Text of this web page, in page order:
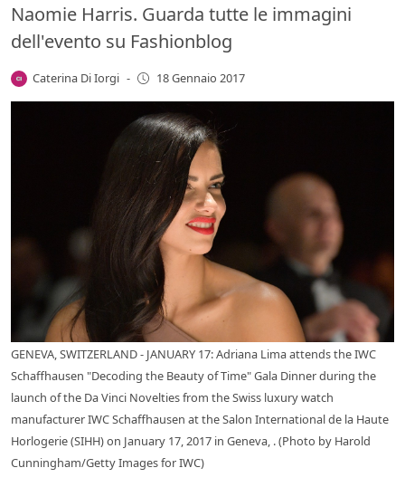
Naomie Harris. Guarda tutte le immagini
dell'evento su Fashionblog
Caterina Di Iorgi - 18 Gennaio 2017
GENEVA, SWITZERLAND - JANUARY 17: Adriana Lima attends the IWC
Schaffhausen "Decoding the Beauty of Time" Gala Dinner during the
launch of the Da Vinci Novelties from the Swiss luxury watch
manufacturer IWC Schaffhausen at the Salon International de la Haute
Horlogerie (SIHH) on January 17, 2017 in Geneva, . (Photo by Harold
Cunningham/Getty Images for IWC)